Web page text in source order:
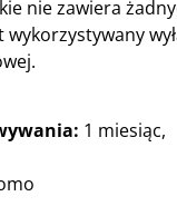
nie zawiera
1 miesiąc,